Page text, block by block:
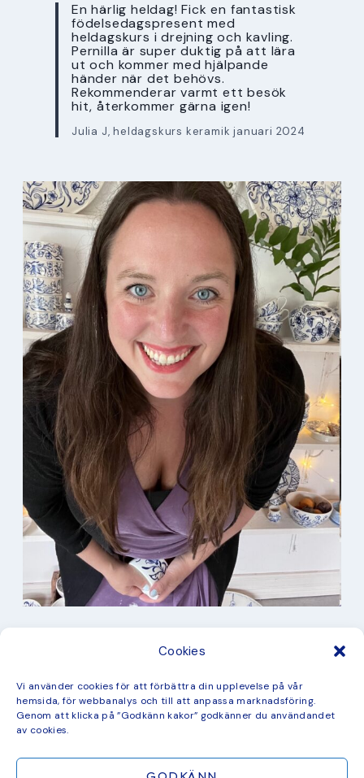
Cookies
Vi använder cookies för att förbättra din upplevelse på vår
hemsida, för webbanalys och till att anpassa marknadsföring.
Genom att klicka på ”Godkänn kakor” godkänner du användandet
av cookies.
En härlig heldag! Fick en fantastisk
födelsedagspresent med
heldagskurs i drejning och kavling.
Pernilla är super duktig på att lära
ut och kommer med hjälpande
händer när det behövs.
Rekommenderar varmt ett besök
hit, återkommer gärna igen!
Julia J, heldagskurs keramik januari 2024
Kurser
Måleri
mina favorit recept
Mönster